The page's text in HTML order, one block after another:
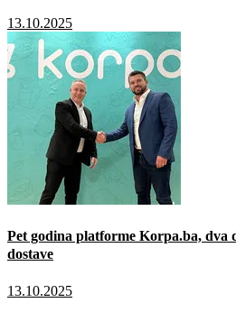
13.10.2025
Pet godina platforme Korpa.ba, dva
dostave
13.10.2025